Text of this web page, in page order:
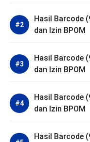
Hasil Barcode
dan Izin BPOM
Hasil Barcode
dan Izin BPOM
Hasil Barcode
dan Izin BPOM
Hasil Barcode